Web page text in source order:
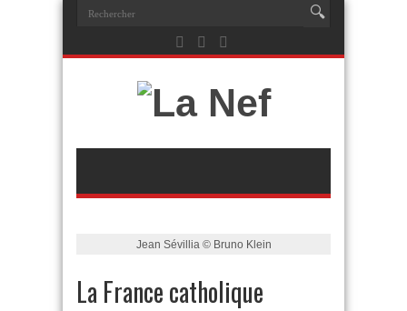
Jean Sévillia © Bruno Klein
La France catholique